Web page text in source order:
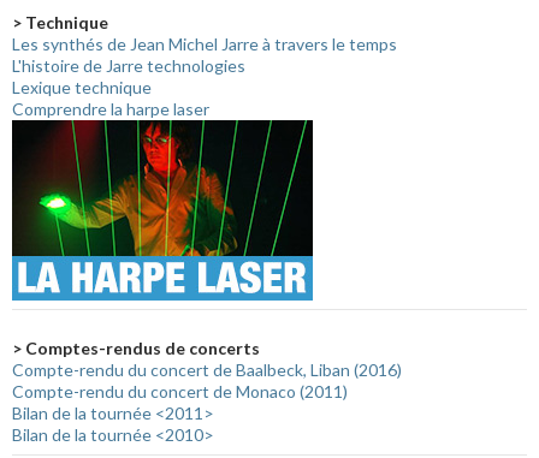
> Technique
Les synthés de Jean Michel Jarre à travers le temps
L'histoire de Jarre technologies
Lexique technique
Comprendre la harpe laser
> Comptes-rendus de concerts
Compte-rendu du concert de Baalbeck, Liban (2016)
Compte-rendu du concert de Monaco (2011)
Bilan de la tournée <2011>
Bilan de la tournée <2010>